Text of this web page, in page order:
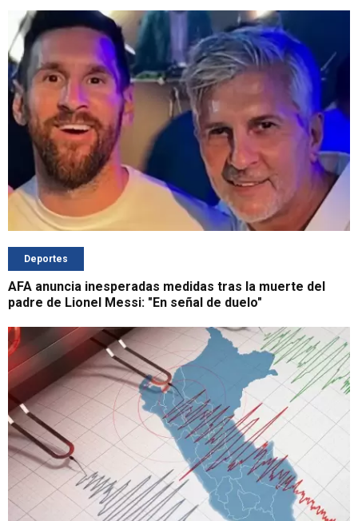
Deportes
AFA anuncia inesperadas medidas tras la muerte del
padre de Lionel Messi: "En señal de duelo"